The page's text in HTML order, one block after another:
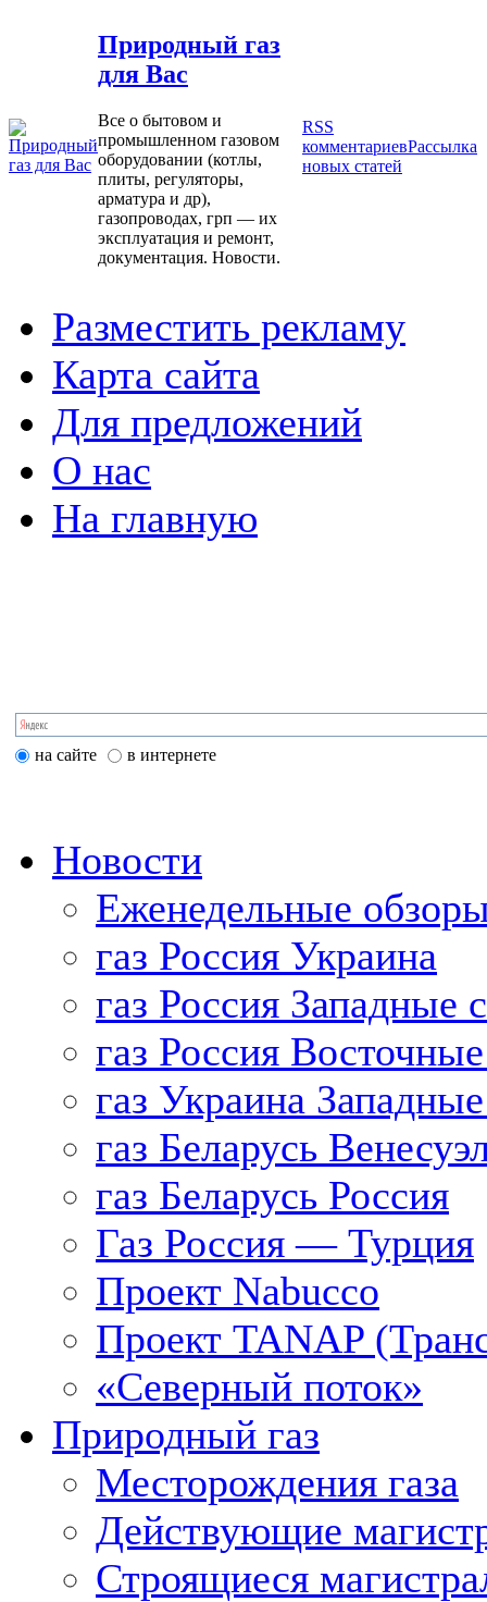
Природный газ
для Вас
Все о бытовом и
промышленном газовом
оборудовании (котлы,
плиты, регуляторы,
арматура и др),
газопроводах, грп — их
эксплуатация и ремонт,
документация. Новости.
RSS
комментариевРассылка
новых статей
Разместить рекламу
Карта сайта
Для предложений
О нас
На главную
на сайте в интернете
Новости
Еженедельные
газ Россия Украина
газ Россия Западные
газ Россия
газ Украина
газ Беларусь
газ Беларусь Россия
Газ Россия — Турция
Проект Nabucco
Проект TANAP
«Северный поток»
Природный газ
Месторождения газа
Действующие
Строящиеся